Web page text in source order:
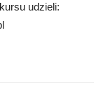
udzieli: